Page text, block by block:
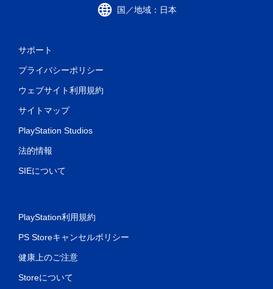
国／地域：日本
サポート
プライバシーポリシー
ウェブサイト利用規約
サイトマップ
PlayStation Studios
法的情報
SIEについて
PlayStation利用規約
PS Storeキャンセルポリシー
健康上のご注意
Storeについて